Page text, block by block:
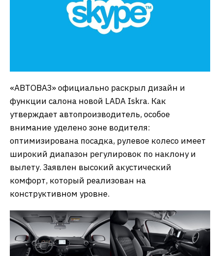
«АВТОВАЗ» официально раскрыл дизайн и
функции салона новой LADA Iskra. Как
утверждает автопроизводитель, особое
внимание уделено зоне водителя:
оптимизирована посадка, рулевое колесо имеет
широкий диапазон регулировок по наклону и
вылету. Заявлен высокий акустический
комфорт, который реализован на
конструктивном уровне.